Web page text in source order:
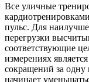
Все уличные
пульс. Для
перегрузки
соответствующие
измерениях
сокращений за одну
начинает